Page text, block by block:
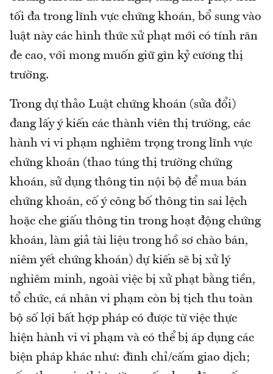
tối đa trong lĩnh vực chứng khoán, bổ sung vào
luật này các hình thức xử phạt mới có tính răn
đe cao, với mong muốn giữ gìn kỷ cương thị
trường.
Trong dự thảo Luật chứng khoán (sửa đổi)
đang lấy ý kiến các thành viên thị trường, các
hành vi vi phạm nghiêm trọng trong lĩnh vực
chứng khoán (thao túng thị trường chứng
khoán, sử dụng thông tin nội bộ để mua bán
chứng khoán, cố ý công bố thông tin sai lệch
hoặc che giấu thông tin trong hoạt động chứng
khoán, làm giả tài liệu trong hồ sơ chào bán,
niêm yết chứng khoán) dự kiến sẽ bị xử lý
nghiêm minh, ngoài việc bị xử phạt bằng tiền,
tổ chức, cá nhân vi phạm còn bị tịch thu toàn
bộ số lợi bất hợp pháp có được từ việc thực
hiện hành vi vi phạm và có thể bị áp dụng các
biện pháp khác như: đình chỉ/cấm giao dịch;